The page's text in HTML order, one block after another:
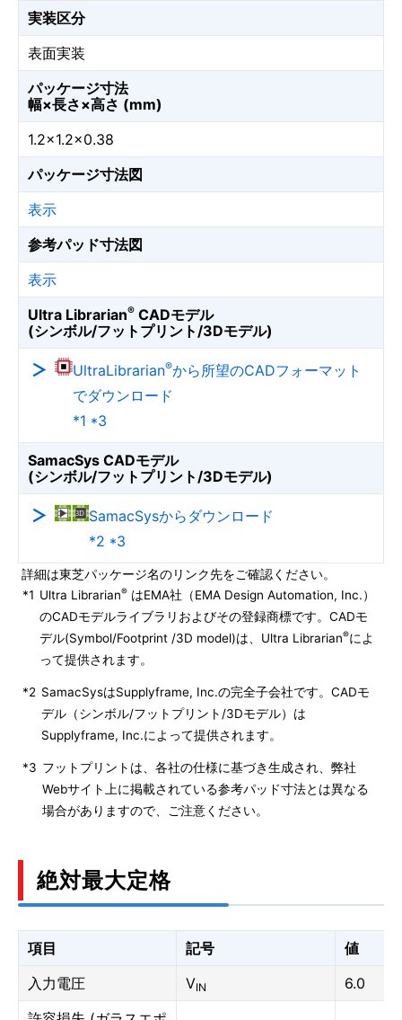
実装区分
表面実装
パッケージ寸法
幅×長さ×高さ (mm)
1.2×1.2×0.38
パッケージ寸法図
表示
参考パッド寸法図
表示
Ultra Librarian® CADモデル
(シンボル/フットプリント/3Dモデル)
UltraLibrarian®から所望のCADフォーマット
でダウンロード
*1 *3
SamacSys CADモデル
(シンボル/フットプリント/3Dモデル)
SamacSysからダウンロード
*2 *3
詳細は東芝パッケージ名のリンク先をご確認ください。
*1 Ultra Librarian® はEMA社（EMA Design Automation, Inc.）
のCADモデルライブラリおよびその登録商標です。CADモ
デル(Symbol/Footprint /3D model)は、Ultra Librarian®によ
って提供されます。
*2 SamacSysはSupplyframe, Inc.の完全子会社です。CADモ
デル（シンボル/フットプリント/3Dモデル）は
Supplyframe, Inc.によって提供されます。
*3 フットプリントは、各社の仕様に基づき生成され、弊社
Webサイト上に掲載されている参考パッド寸法とは異なる
場合がありますので、ご注意ください。
絶対最大定格
項目 記号
値
入力電圧
VIN
6.0